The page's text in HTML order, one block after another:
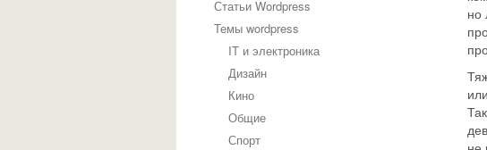
Статьи Wordpress
Темы wordpress
IT и электроника
Дизайн
Кино
Общие
Спорт
но